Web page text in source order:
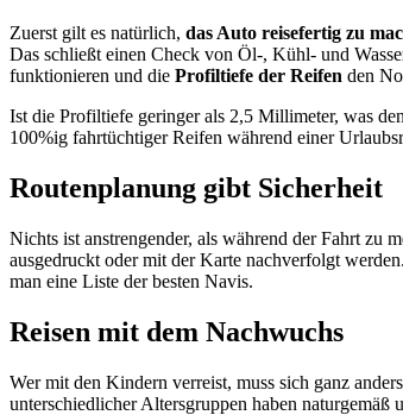
Zuerst gilt es natürlich, das Auto reisefertig zu
Das schließt einen Check von Öl-, Kühl- und
funktionieren und die Profiltiefe der Reifen den
Ist die Profiltiefe geringer als 2,5 Millimeter, was
100%ig fahrtüchtiger Reifen während einer
Routenplanung gibt Sicherheit
Nichts ist anstrengender, als während der Fahrt zu
ausgedruckt oder mit der Karte nachverfolgt
man eine Liste der besten Navis.
Reisen mit dem Nachwuchs
Wer mit den Kindern verreist, muss sich ganz
unterschiedlicher Altersgruppen haben naturgemäß